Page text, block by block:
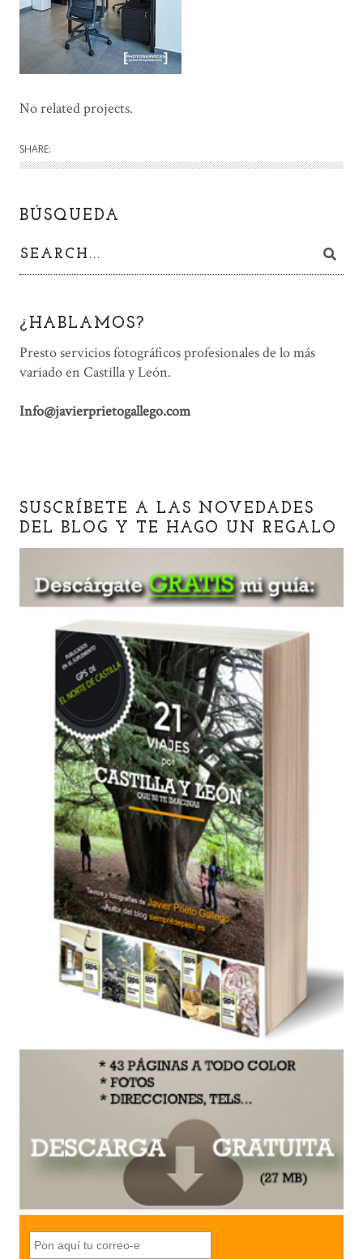
No related projects.
SHARE:
BÚSQUEDA
¿HABLAMOS?
Presto servicios fotográficos profesionales de lo más
variado en Castilla y León.
Info@javierprietogallego.com
SUSCRÍBETE A LAS NOVEDADES
DEL BLOG Y TE HAGO UN REGALO